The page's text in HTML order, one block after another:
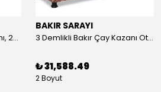
2 Demlikli Bakır Çay Kazanı, 25 Litre
BAKIR SARAYI
3 Demlikli Bakır Çay Kazanı Otomatik, 30 Litre
₺ 31,588.49
2 Boyut